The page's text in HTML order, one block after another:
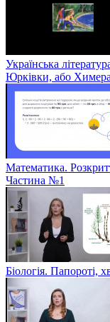
Українська
Юрківки, або Химера
Математика.
Частина №1
Біологія. Папороті,